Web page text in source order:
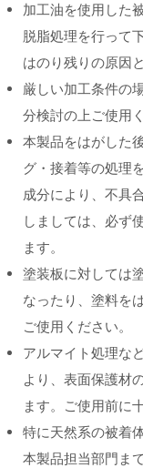
加工油を使用した
脱脂処理を行って
はのり残りの原因
厳しい加工条件の
分検討の上ご使用
本製品をはがした
グ・接着等の処理
成分により、不具
しましては、必ず
ます。
塗装板に対しては
なったり、塗料を
ご使用ください。
アルマイト処理な
より、表面保護材
ます。ご使用前に
特に天然系の被着
本製品担当部門ま